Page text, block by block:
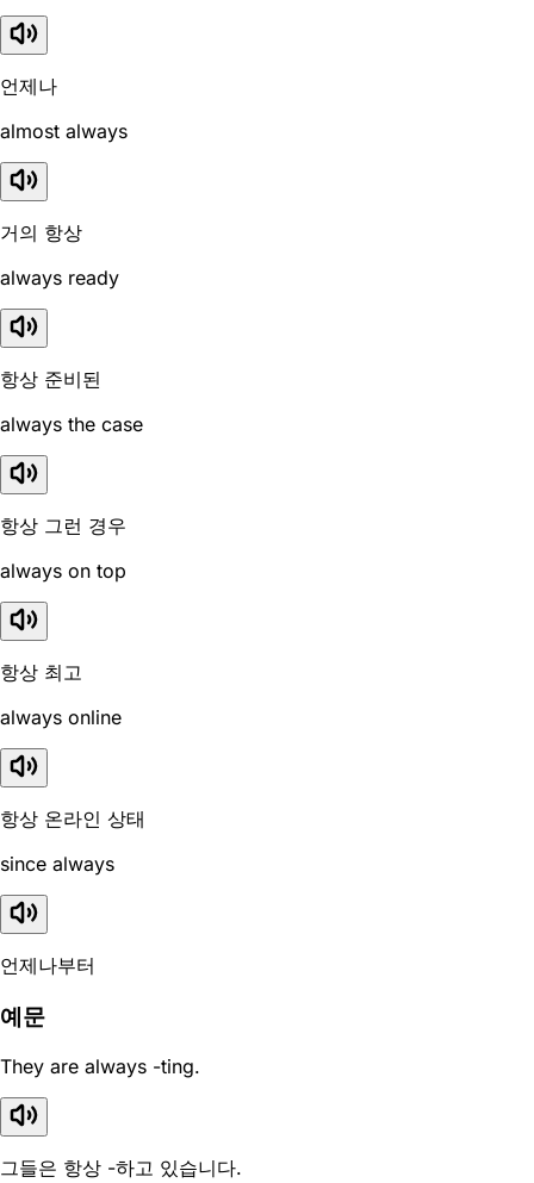
언제나
almost always
거의 항상
always ready
항상 준비된
always the case
항상 그런 경우
always on top
항상 최고
always online
항상 온라인 상태
since always
언제나부터
예문
They are always -ting.
그들은 항상 -하고 있습니다.